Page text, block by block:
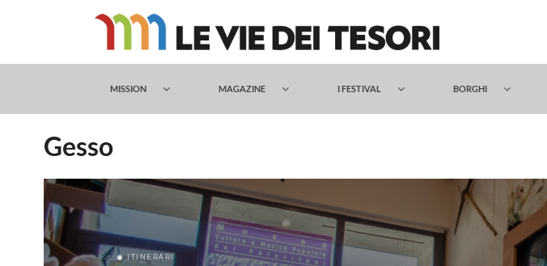
MISSION MAGAZINE I FESTIVAL BORGHI
Gesso
◉ ITINERARI